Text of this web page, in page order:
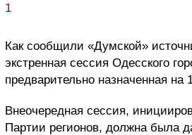
1
Как сообщили «Думской»
экстренная сессия Одесского
предварительно назначенная на
Внеочередная сессия,
Партии регионов, должна была